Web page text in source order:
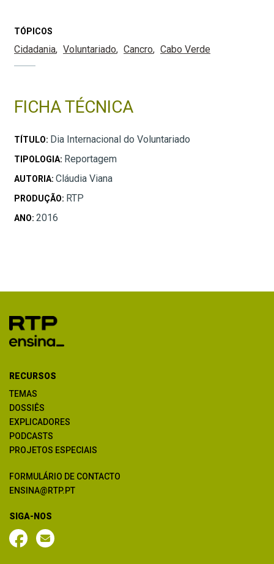
TÓPICOS
Cidadania Voluntariado Cancro Cabo Verde
FICHA TÉCNICA
TÍTULO: Dia Internacional do Voluntariado
TIPOLOGIA: Reportagem
AUTORIA: Cláudia Viana
PRODUÇÃO: RTP
ANO: 2016
RECURSOS
TEMAS
DOSSIÊS
EXPLICADORES
PODCASTS
PROJETOS ESPECIAIS
FORMULÁRIO DE CONTACTO
ENSINA@RTP.PT
SIGA-NOS